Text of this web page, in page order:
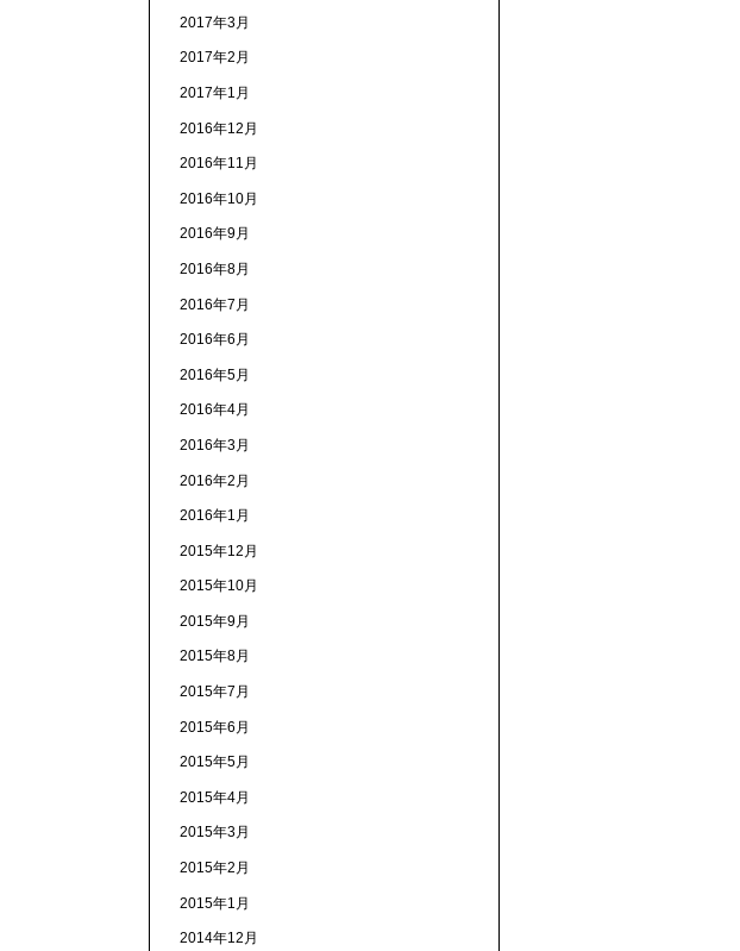
2017年3月
2017年2月
2017年1月
2016年12月
2016年11月
2016年10月
2016年9月
2016年8月
2016年7月
2016年6月
2016年5月
2016年4月
2016年3月
2016年2月
2016年1月
2015年12月
2015年10月
2015年9月
2015年8月
2015年7月
2015年6月
2015年5月
2015年4月
2015年3月
2015年2月
2015年1月
2014年12月